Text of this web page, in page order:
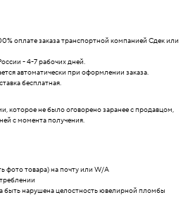
оплате заказа транспортной компанией Сдек или
- 4-7 рабочих дней.
автоматически при оформлении заказа.
бесплатная.
которое не было оговорено заранее с продавцом,
с момента получения.
фото товара) на почту или W/А
быть нарушена целостность ювелирной пломбы